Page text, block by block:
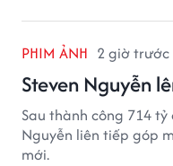
PHIM ẢNH 2 giờ trước
Steven Nguyễn
Sau thành công 714
Nguyễn liên tiếp góp
mới.